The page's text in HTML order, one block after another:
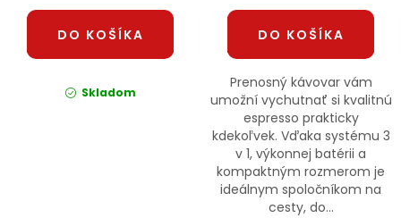
DO KOŠÍKA
Skladom
DO KOŠÍKA
Prenosný kávovar vám
umožní vychutnať si kvalitnú
espresso prakticky
kdekoľvek. Vďaka systému 3
v 1, výkonnej batérii a
kompaktným rozmerom je
ideálnym spoločníkom na
cesty, do...